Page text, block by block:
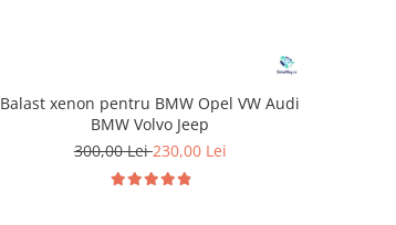
Balast xenon pentru BMW Opel VW Audi
BMW Volvo Jeep
300,00 Lei230,00 Lei